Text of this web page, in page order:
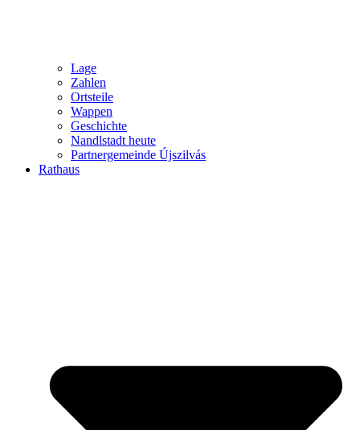
Lage
Zahlen
Ortsteile
Wappen
Geschichte
Nandlstadt heute
Partnergemeinde Újszilvás
Rathaus